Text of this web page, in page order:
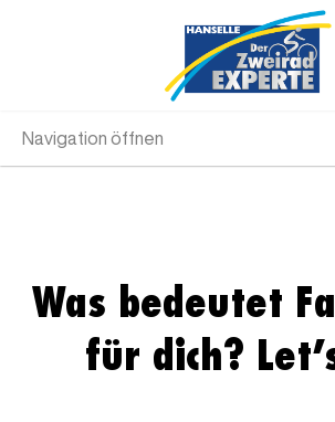
Navigation öffnen
Was bedeutet
für dich?